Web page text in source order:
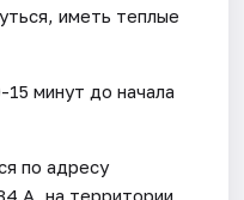
иметь теплые
минут до начала
по адресу
А, на территории